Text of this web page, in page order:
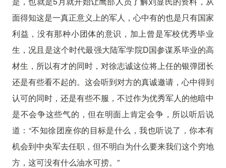
面得知这是一真正意义上的军人，心中有的也是只有国家
利益，没有那种小团体的意识，加上曾是军校优秀毕业
生，况且是这个时代最强大陆军学院D国参谋系毕业的高
材生，所以有才的同时，对徐志诚这位将上任的银弹团长
还是有些看不起的。这会听到对方的真诚邀请，心中得到
认可的同时，还是有些不服，不过作为优秀军人的他暗中
是不会争这些气的，但在明面上肯定会争，所以听后说
道：“不知徐团座你的目标是什么，我也听说了，你本有
机会到中央军去任职，但不明白为什么要来我们这个穷地
方，这可没有什么油水可捞。”